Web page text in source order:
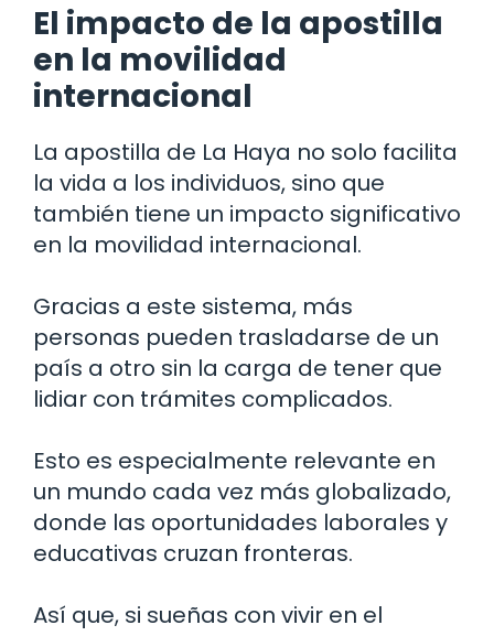
El impacto de la apostilla
en la movilidad
internacional
La apostilla de La Haya no solo facilita
la vida a los individuos, sino que
también tiene un impacto significativo
en la movilidad internacional.
Gracias a este sistema, más
personas pueden trasladarse de un
país a otro sin la carga de tener que
lidiar con trámites complicados.
Esto es especialmente relevante en
un mundo cada vez más globalizado,
donde las oportunidades laborales y
educativas cruzan fronteras.
Así que, si sueñas con vivir en el